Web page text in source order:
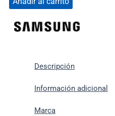
Descripción
Información adicional
Marca